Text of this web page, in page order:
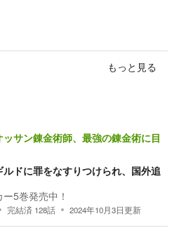
もっと見る
ッサン錬金術師、最強の錬金術に目
ドに罪をなすりつけられ、国外追
5巻発売中！
完結済 128話 2024年10月3日更新